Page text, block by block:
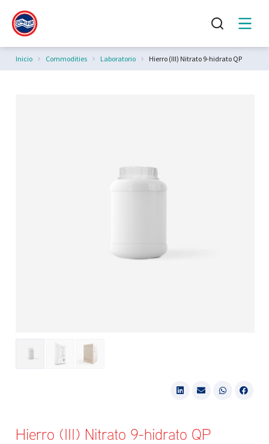
Estás aquí:
Inicio Commodities Laboratorio Hierro (III) Nitrato 9-hidrato QP
Hierro (III) Nitrato 9-hidrato QP